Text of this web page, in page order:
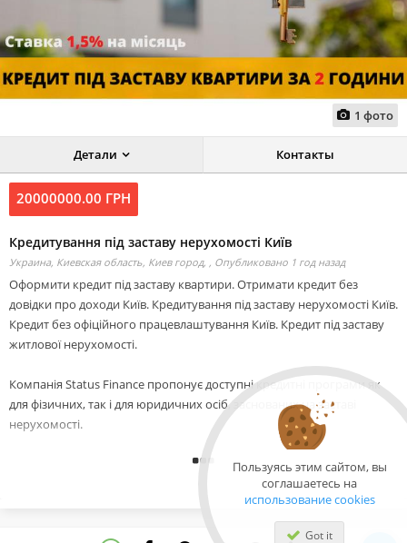
Пользуясь этим сайтом, вы
соглашаетесь на
использование cookies
Got it
1 фото
Детали Контакты
20000000.00 ГРН
Кредитування під заставу нерухомості Київ
Украина, Киевская область, Киев город, , Опубликовано 1 год назад
Оформити кредит під заставу квартири. Отримати кредит без
довідки про доходи Київ. Кредитування під заставу нерухомості Київ.
Кредит без офіційного працевлаштування Київ. Кредит під заставу
житлової нерухомості.
Компанія Status Finance пропонує доступні кредитні програми як
для фізичних, так і для юридичних осіб, заснованих на заставі
нерухомості.
-Видаємо до 80% від ринкової вартості об’єкта
-Ставка 1,5% на місяць, фіксована на весь період